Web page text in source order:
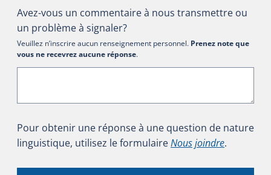
Avez-vous un commentaire à nous transmettre ou
un problème à signaler?
Veuillez n’inscrire aucun renseignement personnel. Prenez note que
vous ne recevrez aucune réponse.
Pour obtenir une réponse à une question de nature
linguistique, utilisez le formulaireNous joindre.